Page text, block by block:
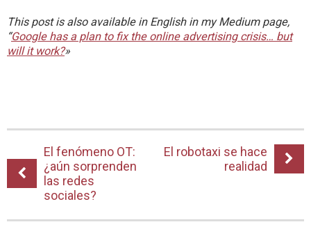
This post is also available in English in my Medium page,
“Google has a plan to fix the online advertising crisis… but
will it work?»
El fenómeno OT:
¿aún sorprenden
las redes
sociales?
El robotaxi se hace
realidad